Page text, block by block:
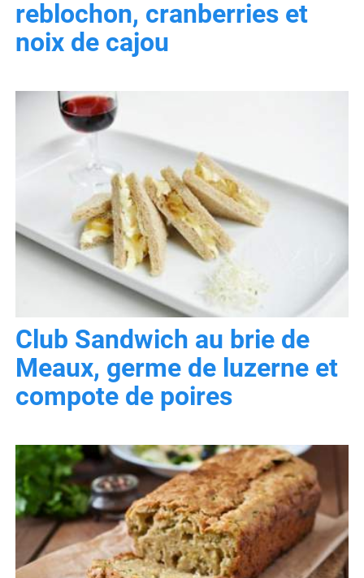
reblochon, cranberries et
noix de cajou
Club Sandwich au brie de
Meaux, germe de luzerne et
compote de poires